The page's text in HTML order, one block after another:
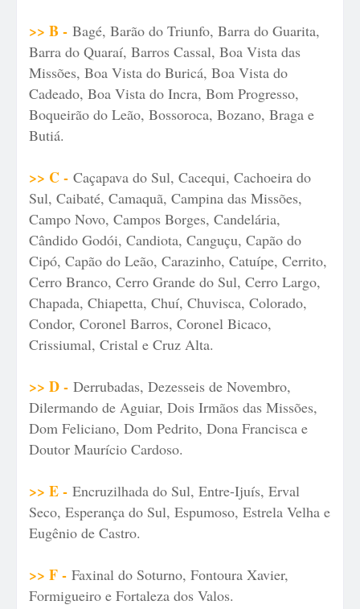
>> B - Bagé, Barão do Triunfo, Barra do Guarita,
Barra do Quaraí, Barros Cassal, Boa Vista das
Missões, Boa Vista do Buricá, Boa Vista do
Cadeado, Boa Vista do Incra, Bom Progresso,
Boqueirão do Leão, Bossoroca, Bozano, Braga e
Butiá.
>> C - Caçapava do Sul, Cacequi, Cachoeira do
Sul, Caibaté, Camaquã, Campina das Missões,
Campo Novo, Campos Borges, Candelária,
Cândido Godói, Candiota, Canguçu, Capão do
Cipó, Capão do Leão, Carazinho, Catuípe, Cerrito,
Cerro Branco, Cerro Grande do Sul, Cerro Largo,
Chapada, Chiapetta, Chuí, Chuvisca, Colorado,
Condor, Coronel Barros, Coronel Bicaco,
Crissiumal, Cristal e Cruz Alta.
>> D - Derrubadas, Dezesseis de Novembro,
Dilermando de Aguiar, Dois Irmãos das Missões,
Dom Feliciano, Dom Pedrito, Dona Francisca e
Doutor Maurício Cardoso.
>> E - Encruzilhada do Sul, Entre-Ijuís, Erval
Seco, Esperança do Sul, Espumoso, Estrela Velha e
Eugênio de Castro.
>> F - Faxinal do Soturno, Fontoura Xavier,
Formigueiro e Fortaleza dos Valos.